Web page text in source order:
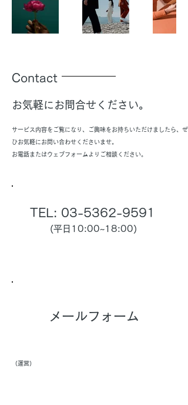
Contact
お気軽にお問合せください。
サービス内容をご覧になり、ご興味をお持ちいただけましたら、ぜ
ひお気軽にお問い合わせくださいませ。
お電話またはウェブフォームよりご相談ください。
TEL: 03-5362-9591
(平日10:00~18:00)
メールフォーム
（運営）